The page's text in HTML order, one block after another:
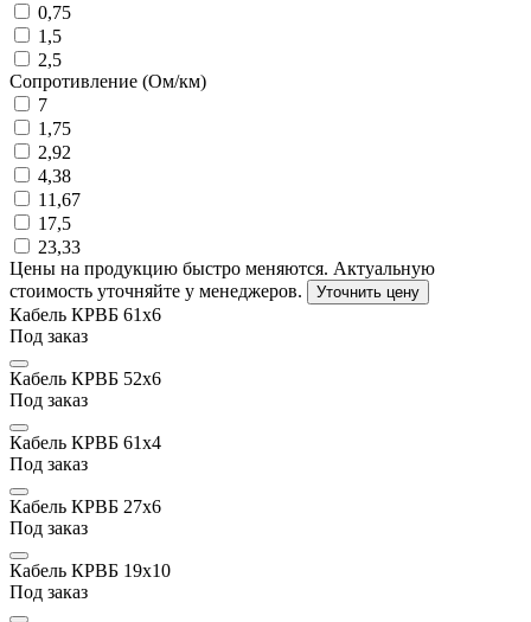
0,75
1,5
2,5
Сопротивление (Ом/км)
7
1,75
2,92
4,38
11,67
17,5
23,33
Цены на продукцию быстро меняются. Актуальную
стоимость уточняйте у менеджеров.
Уточнить цену
Кабель КРВБ 61х6
Под заказ
Кабель КРВБ 52х6
Под заказ
Кабель КРВБ 61х4
Под заказ
Кабель КРВБ 27х6
Под заказ
Кабель КРВБ 19х10
Под заказ